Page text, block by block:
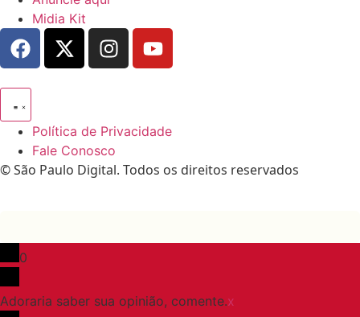
Midia Kit
Política de Privacidade
Fale Conosco
© São Paulo Digital. Todos os direitos reservados
0
Adoraria saber sua opinião, comente.x